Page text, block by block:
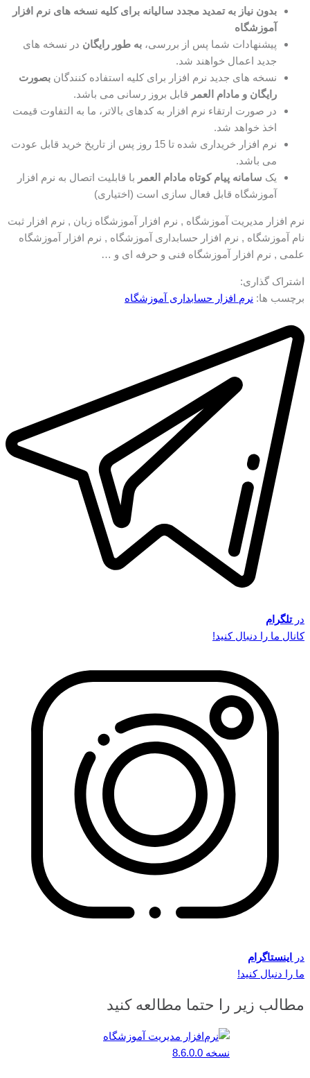
بدون نیاز به تمدید مجدد سالیانه برای کلیه نسخه های نرم افزار
آموزشگاه
پیشنهادات شما پس از بررسی، به طور رایگان در نسخه های
جدید اعمال خواهند شد.
نسخه های جدید نرم افزار برای کلیه استفاده کنندگان بصورت
رایگان و مادام العمر قابل بروز رسانی می باشد.
در صورت ارتقاء نرم افزار به کدهای بالاتر، ما به التفاوت قیمت
اخذ خواهد شد.
نرم افزار خریداری شده تا 15 روز پس از تاریخ خرید قابل عودت
می باشد.
یک سامانه پیام کوتاه مادام العمر با قابلیت اتصال به نرم افزار
آموزشگاه قابل فعال سازی است (اختیاری)
نرم افزار مدیریت آموزشگاه , نرم افزار آموزشگاه زبان , نرم افزار ثبت
نام آموزشگاه , نرم افزار حسابداری آموزشگاه , نرم افزار آموزشگاه
علمی , نرم افزار آموزشگاه فنی و حرفه ای و …
اشتراک گذاری:
برچسب ها: نرم افزار حسابداری آموزشگاه
درتلگرام
کانال ما را دنبال کنید!
در
اینستاگرام
ما را دنبال کنید!
مطالب زیر را حتما مطالعه کنید